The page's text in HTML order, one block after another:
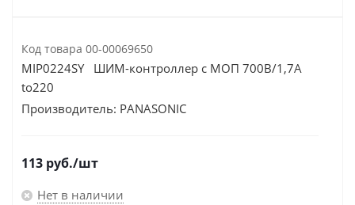
Код товара 00-00069650
MIP0224SY ШИМ-контроллер с МОП 700В/1,7А
to220
Производитель: PANASONIC
113 руб./шт
Нет в наличии